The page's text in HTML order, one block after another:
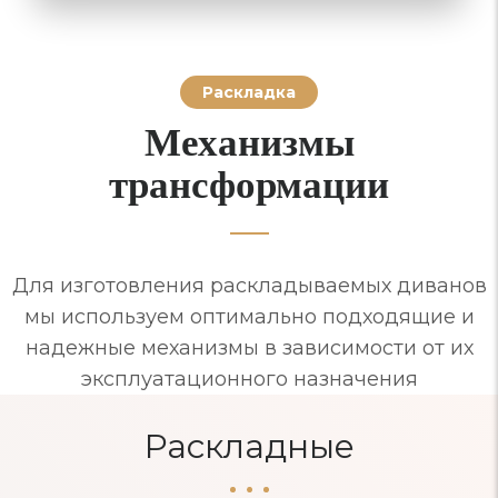
Раскладка
Механизмы
трансформации
Для изготовления раскладываемых диванов
мы используем оптимально подходящие и
надежные механизмы в зависимости от их
эксплуатационного назначения
Раскладные